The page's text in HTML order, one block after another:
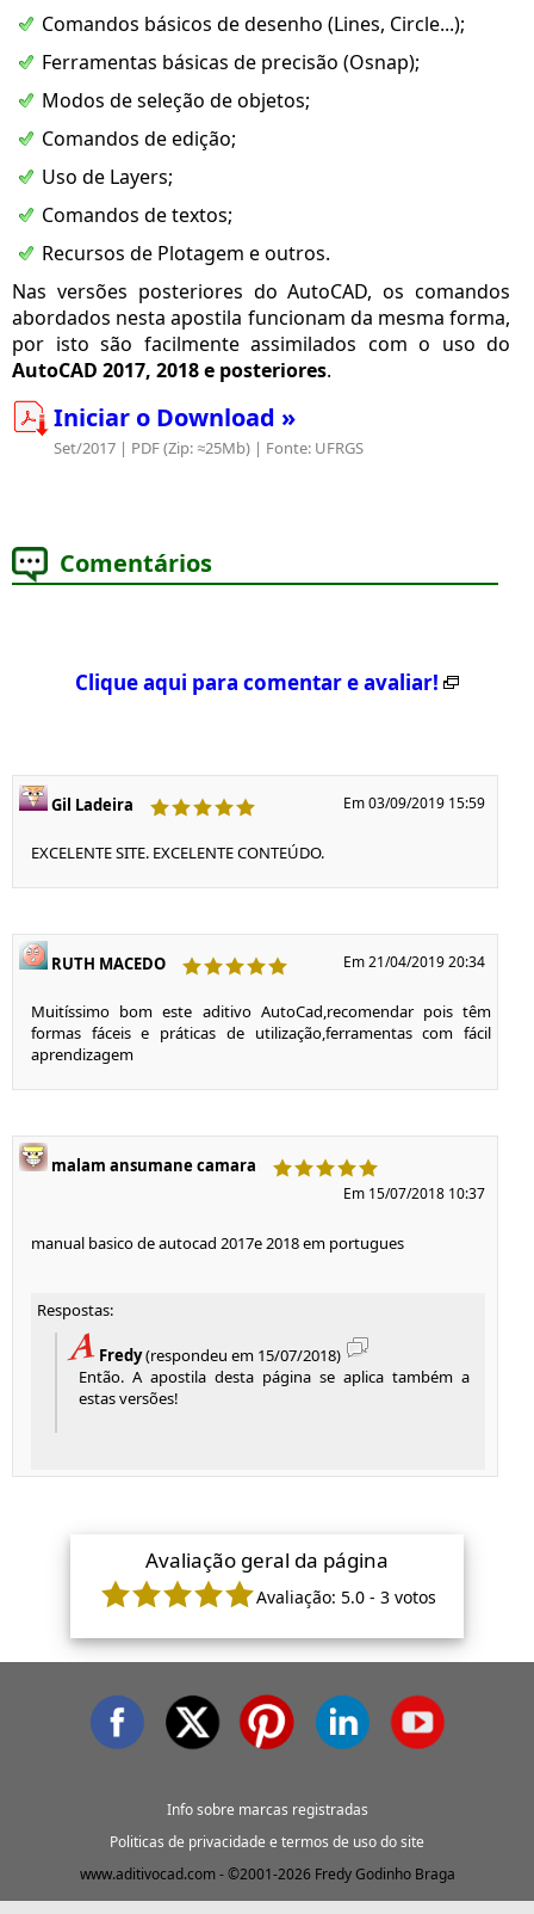
Comandos básicos de desenho (Lines, Circle...);
Ferramentas básicas de precisão (Osnap);
Modos de seleção de objetos;
Comandos de edição;
Uso de Layers;
Comandos de textos;
Recursos de Plotagem e outros.
Nas versões posteriores do AutoCAD, os comandos
abordados nesta apostila funcionam da mesma forma,
por isto são facilmente assimilados com o uso do
AutoCAD 2017, 2018 e posteriores.
Iniciar o Download »
Set/2017 | PDF (Zip: ≈25Mb) | Fonte: UFRGS
Comentários
Clique aqui para comentar e avaliar!
Gil Ladeira Em 03/09/2019 15:59
EXCELENTE SITE. EXCELENTE CONTEÚDO.
RUTH MACEDO Em 21/04/2019 20:34
Muitíssimo bom este aditivo AutoCad,recomendar pois têm
formas fáceis e práticas de utilização,ferramentas com fácil
aprendizagem
malam ansumane camara
Em 15/07/2018 10:37
manual basico de autocad 2017e 2018 em portugues
Respostas:
Fredy(respondeu em 15/07/2018)
Então. A apostila desta página se aplica também a
estas versões!
Avaliação geral da página
Avaliação: 5.0- 3votos
Info sobre marcas registradas
Politicas de privacidade e termos de uso do site
www.aditivocad.com - ©2001-2026 Fredy Godinho Braga